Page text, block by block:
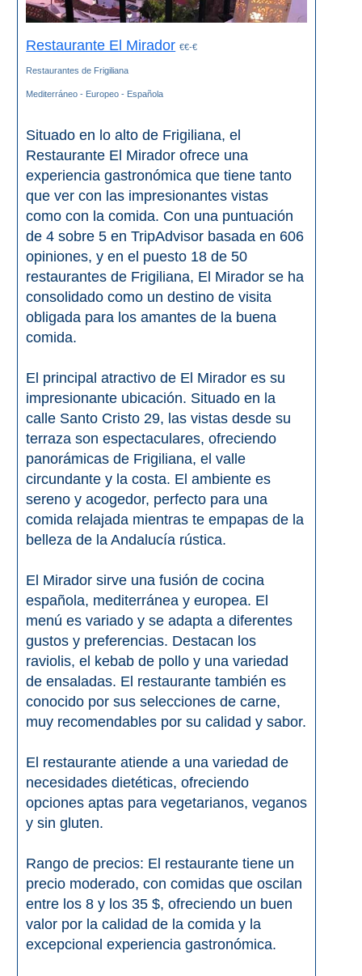
Restaurante El Mirador €€-€
Restaurantes de Frigiliana
Mediterráneo - Europeo - Española
Situado en lo alto de Frigiliana, el
Restaurante El Mirador ofrece una
experiencia gastronómica que tiene tanto
que ver con las impresionantes vistas
como con la comida. Con una puntuación
de 4 sobre 5 en TripAdvisor basada en 606
opiniones, y en el puesto 18 de 50
restaurantes de Frigiliana, El Mirador se ha
consolidado como un destino de visita
obligada para los amantes de la buena
comida.
El principal atractivo de El Mirador es su
impresionante ubicación. Situado en la
calle Santo Cristo 29, las vistas desde su
terraza son espectaculares, ofreciendo
panorámicas de Frigiliana, el valle
circundante y la costa. El ambiente es
sereno y acogedor, perfecto para una
comida relajada mientras te empapas de la
belleza de la Andalucía rústica.
El Mirador sirve una fusión de cocina
española, mediterránea y europea. El
menú es variado y se adapta a diferentes
gustos y preferencias. Destacan los
raviolis, el kebab de pollo y una variedad
de ensaladas. El restaurante también es
conocido por sus selecciones de carne,
muy recomendables por su calidad y sabor.
El restaurante atiende a una variedad de
necesidades dietéticas, ofreciendo
opciones aptas para vegetarianos, veganos
y sin gluten.
Rango de precios: El restaurante tiene un
precio moderado, con comidas que oscilan
entre los 8 y los 35 $, ofreciendo un buen
valor por la calidad de la comida y la
excepcional experiencia gastronómica.